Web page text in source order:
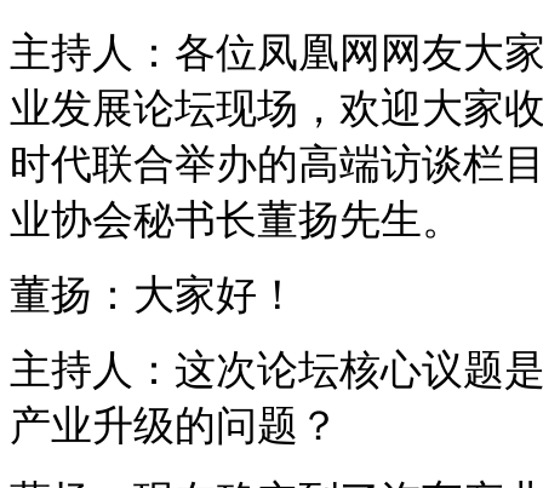
主持人：各位凤凰网网友大
业发展论坛现场，欢迎大家
时代联合举办的高端访谈栏
业协会秘书长董扬先生。
董扬：大家好！
主持人：这次论坛核心议题
产业升级的问题？